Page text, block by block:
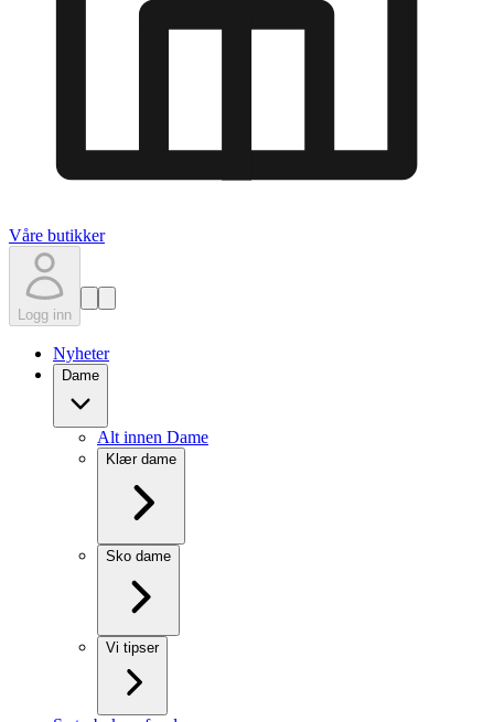
Våre butikker
Logg inn
Nyheter
Dame
Alt innen Dame
Klær dame
Sko dame
Vi tipser